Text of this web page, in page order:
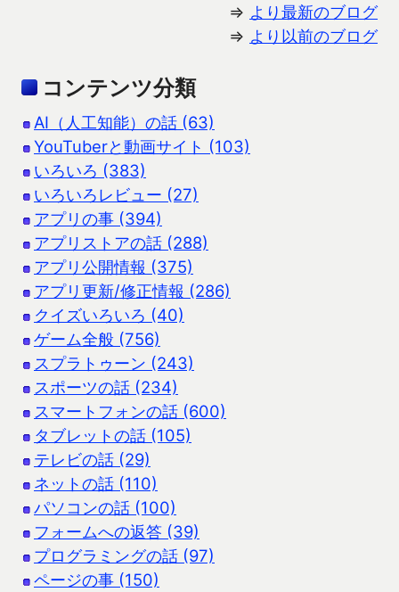
⇒ より最新のブログ
⇒ より以前のブログ
コンテンツ分類
AI（人工知能）の話 (63)
YouTuberと動画サイト (103)
いろいろ (383)
いろいろレビュー (27)
アプリの事 (394)
アプリストアの話 (288)
アプリ公開情報 (375)
アプリ更新/修正情報 (286)
クイズいろいろ (40)
ゲーム全般 (756)
スプラトゥーン (243)
スポーツの話 (234)
スマートフォンの話 (600)
タブレットの話 (105)
テレビの話 (29)
ネットの話 (110)
パソコンの話 (100)
フォームへの返答 (39)
プログラミングの話 (97)
ページの事 (150)